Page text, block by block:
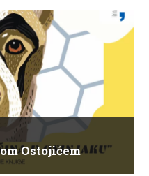
Ostojićem